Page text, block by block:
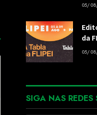
05/
da
05/
SIGA NAS REDES